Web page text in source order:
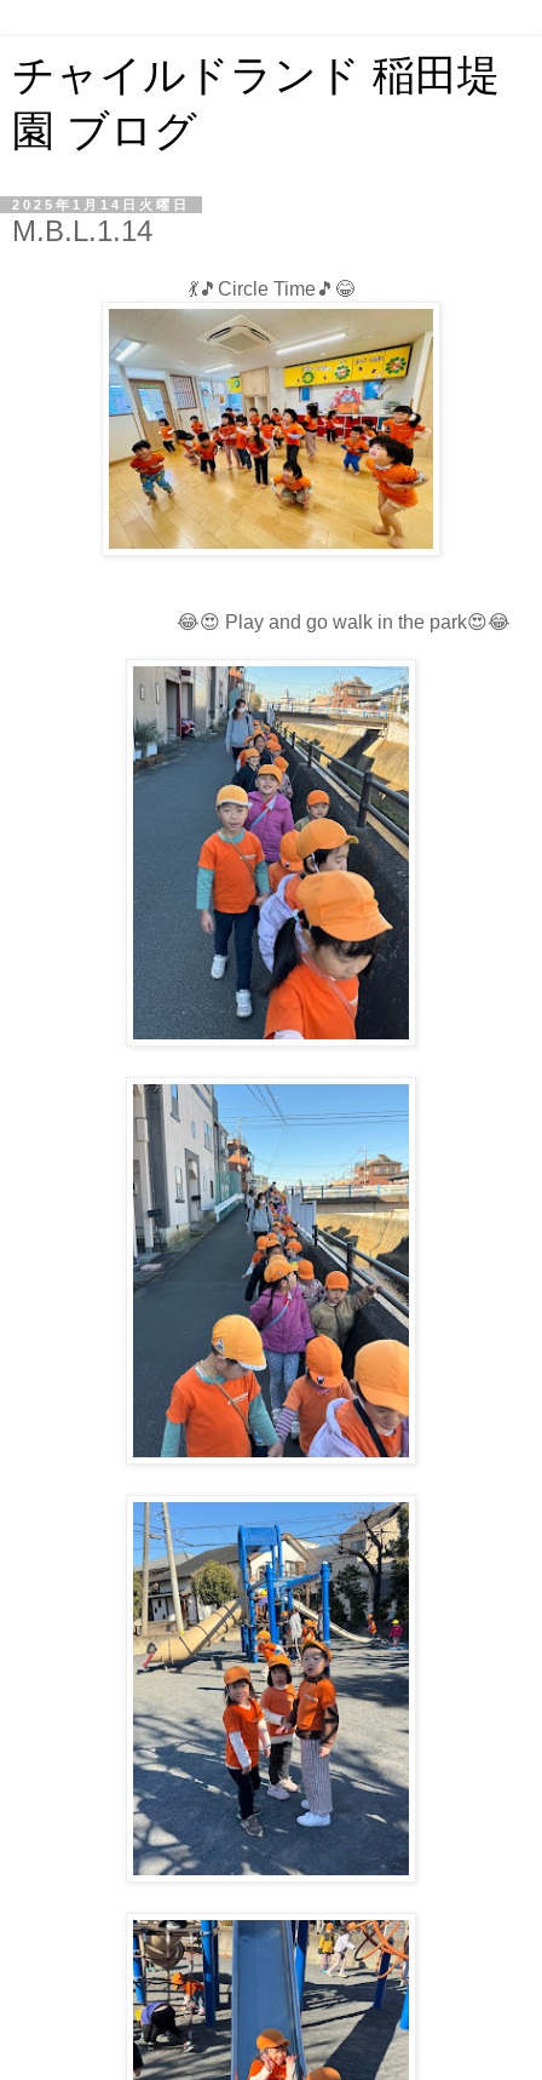
チャイルドランド 稲田堤
園 ブログ
2025年1月14日火曜日
M.B.L.1.14
💃🎵Circle Time🎵😂
😂😍 Play and go walk in the park😍😂